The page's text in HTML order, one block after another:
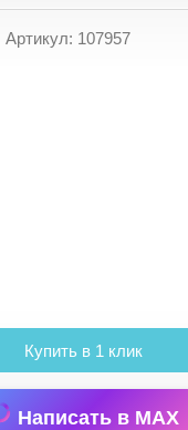
Артикул: 107957
Купить в 1 клик
Написать в MAX